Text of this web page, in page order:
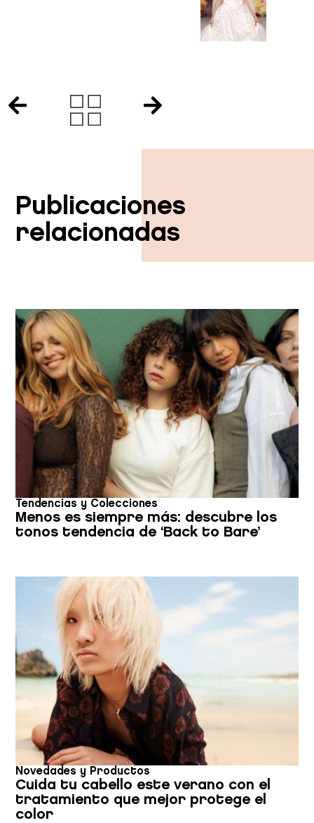
combinarla con otra información que les haya proporcionado o
que hayan recopilado a partir del uso que haya hecho de sus
Publicaciones
relacionadas
Tendencias y Colecciones
Menos es siempre más: descubre los
tonos tendencia de ‘Back to Bare’
Novedades y Productos
Cuida tu cabello este verano con el
tratamiento que mejor protege el
color